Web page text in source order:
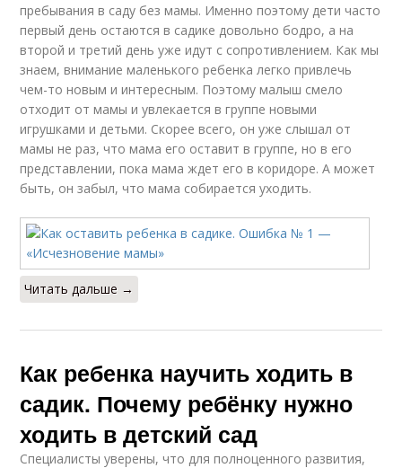
пребывания в саду без мамы. Именно поэтому дети часто
первый день остаются в садике довольно бодро, а на
второй и третий день уже идут с сопротивлением. Как мы
знаем, внимание маленького ребенка легко привлечь
чем-то новым и интересным. Поэтому малыш смело
отходит от мамы и увлекается в группе новыми
игрушками и детьми. Скорее всего, он уже слышал от
мамы не раз, что мама его оставит в группе, но в его
представлении, пока мама ждет его в коридоре. А может
быть, он забыл, что мама собирается уходить.
Читать дальше →
Как ребенка научить ходить в
садик. Почему ребёнку нужно
ходить в детский сад
Специалисты уверены, что для полноценного развития,